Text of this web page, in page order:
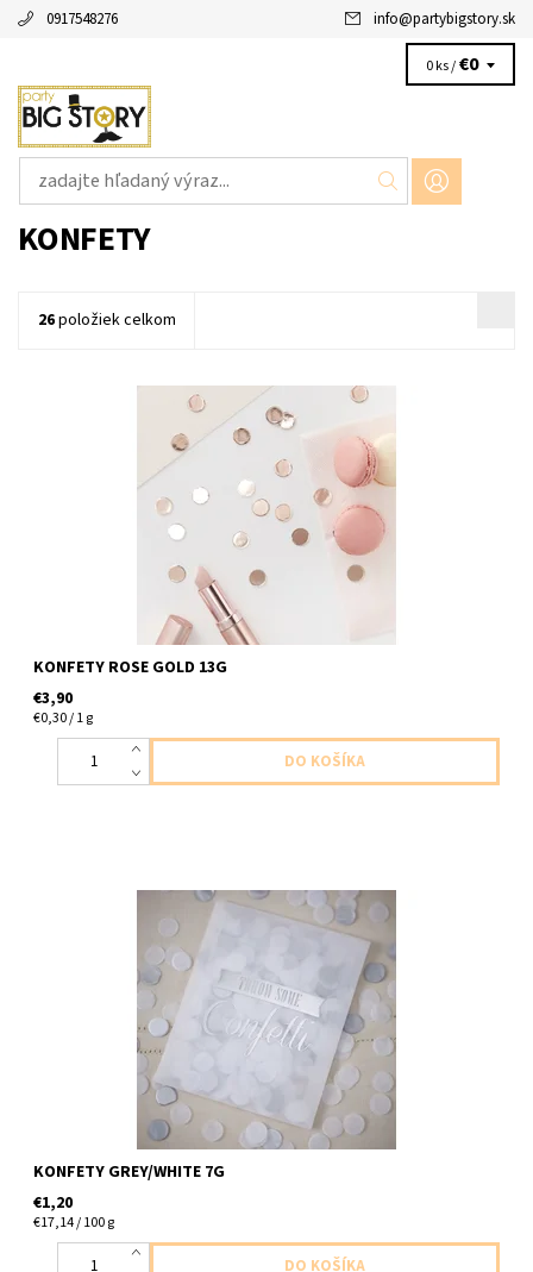
0917548276 info@partybigstory.sk
0 ks /€0
KONFETY
26položiek celkom
papierove konfety ruzovo zlate 13g v baleni
KONFETY ROSE GOLD 13G
€3,90
€0,30 / 1 g
papierové konfety 7g biele strieborne
KONFETY GREY/WHITE 7G
€1,20
€17,14 / 100 g